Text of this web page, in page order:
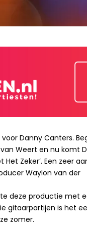
Danny Canters.
Weert en nu komt
Het Zeker’. Een zeer
Waylon van der
deze productie met
gitaarpartijen is het
zomer.